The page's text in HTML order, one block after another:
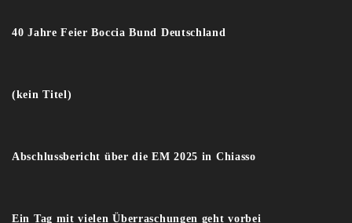
40 Jahre Feier Boccia Bund Deutschland
(kein Titel)
Abschlussbericht über die EM 2025 in Chiasso
Ein Tag mit vielen Überraschungen geht vorbei